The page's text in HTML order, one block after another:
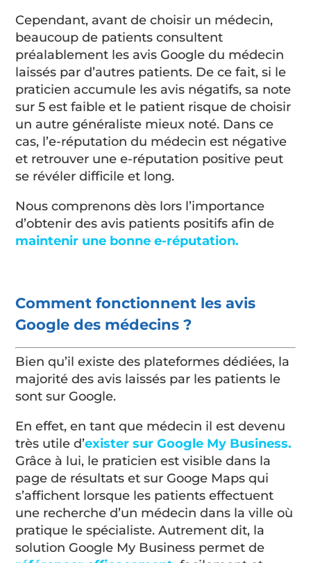
Cependant, avant de choisir un médecin,
beaucoup de patients consultent
préalablement les avis Google du médecin
laissés par d’autres patients. De ce fait, si le
praticien accumule les avis négatifs, sa note
sur 5 est faible et le patient risque de choisir
un autre généraliste mieux noté. Dans ce
cas, l’e-réputation du médecin est négative
et retrouver une e-réputation positive peut
se révéler difficile et long.
Nous comprenons dès lors l’importance
d’obtenir des avis patients positifs afin de
maintenir une bonne e-réputation.
Comment fonctionnent les avis
Google des médecins ?
Bien qu’il existe des plateformes dédiées, la
majorité des avis laissés par les patients le
sont sur Google.
En effet, en tant que médecin il est devenu
très utile d’exister sur Google My Business.
Grâce à lui, le praticien est visible dans la
page de résultats et sur Googe Maps qui
s’affichent lorsque les patients effectuent
une recherche d’un médecin dans la ville où
pratique le spécialiste. Autrement dit, la
solution Google My Business permet de